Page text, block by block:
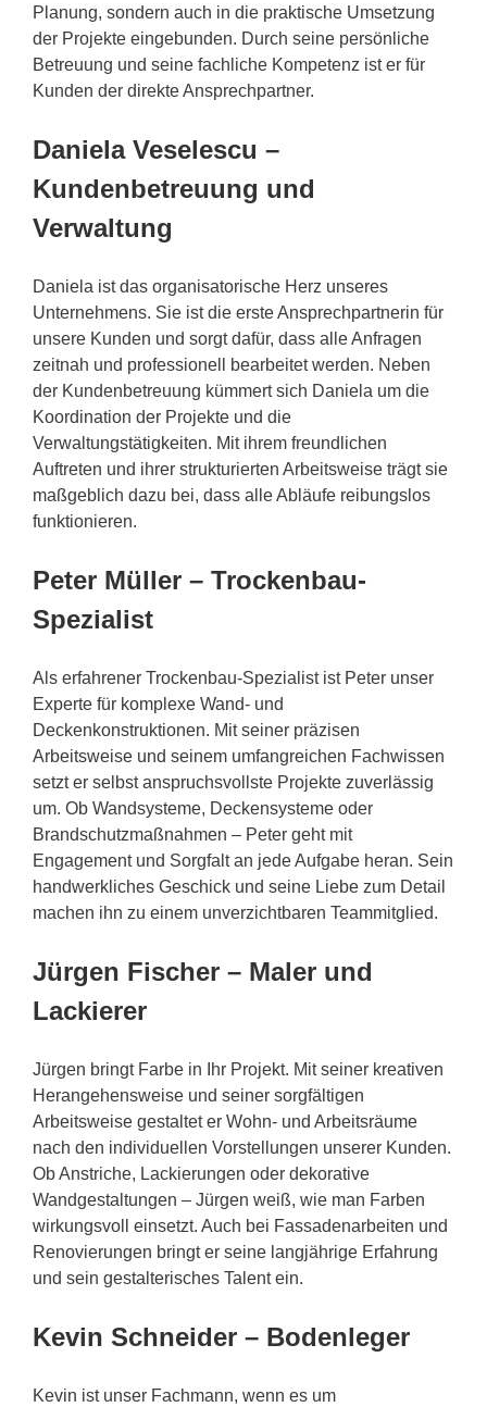
Planung, sondern auch in die praktische Umsetzung
der Projekte eingebunden. Durch seine persönliche
Betreuung und seine fachliche Kompetenz ist er für
Kunden der direkte Ansprechpartner.
Daniela Veselescu –
Kundenbetreuung und
Verwaltung
Daniela ist das organisatorische Herz unseres
Unternehmens. Sie ist die erste Ansprechpartnerin für
unsere Kunden und sorgt dafür, dass alle Anfragen
zeitnah und professionell bearbeitet werden. Neben
der Kundenbetreuung kümmert sich Daniela um die
Koordination der Projekte und die
Verwaltungstätigkeiten. Mit ihrem freundlichen
Auftreten und ihrer strukturierten Arbeitsweise trägt sie
maßgeblich dazu bei, dass alle Abläufe reibungslos
funktionieren.
Peter Müller – Trockenbau-
Spezialist
Als erfahrener Trockenbau-Spezialist ist Peter unser
Experte für komplexe Wand- und
Deckenkonstruktionen. Mit seiner präzisen
Arbeitsweise und seinem umfangreichen Fachwissen
setzt er selbst anspruchsvollste Projekte zuverlässig
um. Ob Wandsysteme, Deckensysteme oder
Brandschutzmaßnahmen – Peter geht mit
Engagement und Sorgfalt an jede Aufgabe heran. Sein
handwerkliches Geschick und seine Liebe zum Detail
machen ihn zu einem unverzichtbaren Teammitglied.
Jürgen Fischer – Maler und
Lackierer
Jürgen bringt Farbe in Ihr Projekt. Mit seiner kreativen
Herangehensweise und seiner sorgfältigen
Arbeitsweise gestaltet er Wohn- und Arbeitsräume
nach den individuellen Vorstellungen unserer Kunden.
Ob Anstriche, Lackierungen oder dekorative
Wandgestaltungen – Jürgen weiß, wie man Farben
wirkungsvoll einsetzt. Auch bei Fassadenarbeiten und
Renovierungen bringt er seine langjährige Erfahrung
und sein gestalterisches Talent ein.
Kevin Schneider – Bodenleger
Kevin ist unser Fachmann, wenn es um